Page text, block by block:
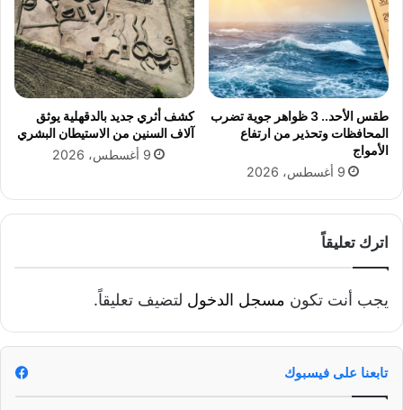
طقس الأحد.. 3 ظواهر جوية تضرب
المحافظات وتحذير من ارتفاع
الأمواج
9 أغسطس، 2026
كشف أثري جديد بالدقهلية يوثق
آلاف السنين من الاستيطان البشري
9 أغسطس، 2026
اترك تعليقاً
يجب أنت تكون مسجل الدخول لتضيف تعليقاً.
تابعنا على فيسبوك